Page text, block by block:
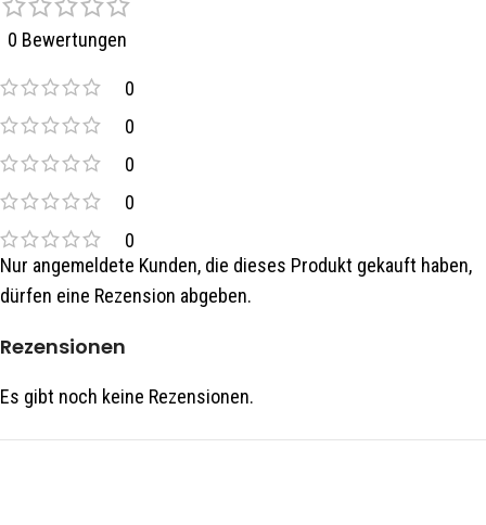
0 Bewertungen
0
0
0
0
0
Rezensionen
Es gibt noch keine Rezensionen.
Nur angemeldete Kunden, die dieses Produkt gekauft haben,
dürfen eine Rezension abgeben.